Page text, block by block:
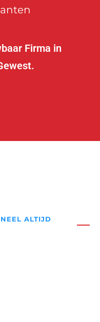
Firma in
ALTIJD